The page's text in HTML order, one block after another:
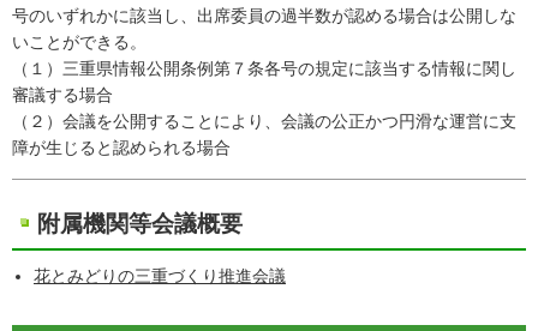
号のいずれかに該当し、出席委員の過半数が認める場合は公開しな
いことができる。
（１）三重県情報公開条例第７条各号の規定に該当する情報に関し
審議する場合
（２）会議を公開することにより、会議の公正かつ円滑な運営に支
障が生じると認められる場合
附属機関等会議概要
花とみどりの三重づくり推進会議